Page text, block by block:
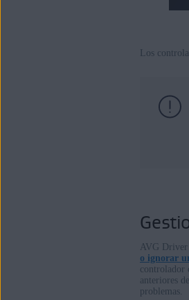
Los
AVG Driver
o ignorar
controlador
anteriores
problemas.